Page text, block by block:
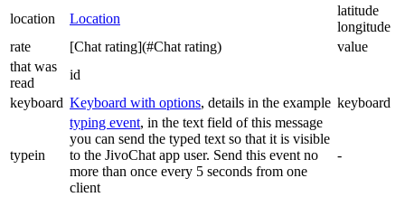
location Location
latitude
longitude
rate
[Chat rating](#Chat rating)
value
that was
read
id
keyboard Keyboard with options, details in the example keyboard
typein
typing event, in the text field of this message
you can send the typed text so that it is visible
to the JivoChat app user. Send this event no
more than once every 5 seconds from one
client
-